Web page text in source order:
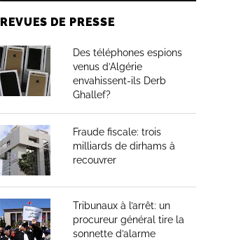
REVUES DE PRESSE
Des téléphones espions
venus d’Algérie
envahissent-ils Derb
Ghallef?
Fraude fiscale: trois
milliards de dirhams à
recouvrer
Tribunaux à l’arrêt: un
procureur général tire la
sonnette d’alarme